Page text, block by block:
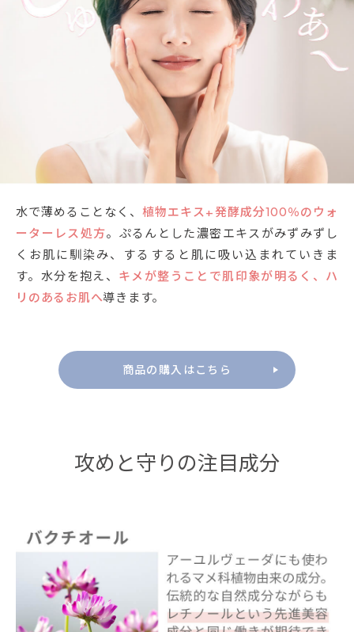
水で薄めることなく、植物エキス+発酵成分100％のウォ
ーターレス処方。ぷるんとした濃密エキスがみずみずし
くお肌に馴染み、するすると肌に吸い込まれていきま
す。水分を抱え、 キメが整うことで肌印象が明るく、ハ
リのあるお肌へ導きます。
商品の購入はこちら
攻めと守りの注目成分